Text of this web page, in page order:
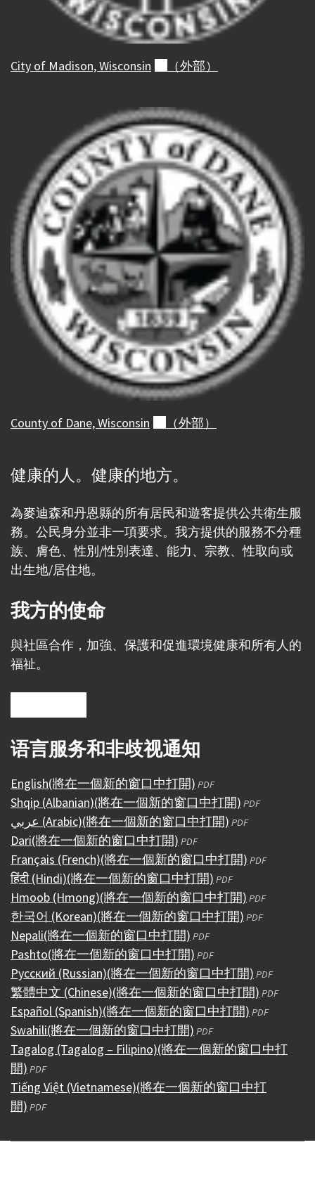
City of Madison,Wisconsin （外部）
County of Dane,Wisconsin （外部）
健康的人。健康的地方。
為麥迪森和丹恩縣的所有居民和遊客提供公共衛生服
務。公民身分並非一項要求。我方提供的服務不分種
族、膚色、性別/性別表達、能力、宗教、性取向或
出生地/居住地。
我方的使命
與社區合作，加強、保護和促進環境健康和所有人的
福祉。
语言服务和非歧视通知
English(將在一個新的窗口中打開) PDF
Shqip (Albanian)(將在一個新的窗口中打開) PDF
عربي (Arabic)(將在一個新的窗口中打開) PDF
Dari(將在一個新的窗口中打開) PDF
Français (French)(將在一個新的窗口中打開) PDF
हिंदी (Hindi)(將在一個新的窗口中打開) PDF
Hmoob (Hmong)(將在一個新的窗口中打開) PDF
한국어 (Korean)(將在一個新的窗口中打開) PDF
Nepali(將在一個新的窗口中打開) PDF
Pashto(將在一個新的窗口中打開) PDF
Русский (Russian)(將在一個新的窗口中打開) PDF
繁體中文 (Chinese)(將在一個新的窗口中打開) PDF
Español (Spanish)(將在一個新的窗口中打開) PDF
Swahili(將在一個新的窗口中打開) PDF
Tagalog (Tagalog – Filipino)(將在一個新的窗口中打
開) PDF
Tiếng Việt (Vietnamese)(將在一個新的窗口中打
開) PDF